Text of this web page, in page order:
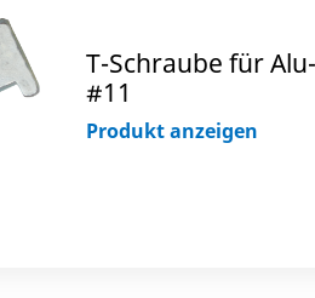
T-Schraube für
#11
Produkt anzeigen